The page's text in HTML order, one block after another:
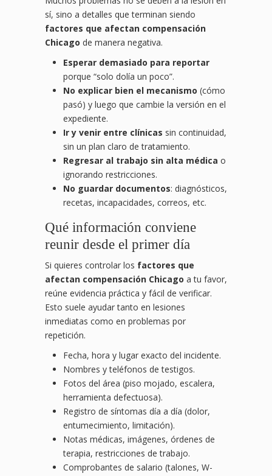
sí, sino a detalles que terminan siendo
factores que afectan compensación
Chicago de manera negativa.
Esperar demasiado para reportar
porque “solo dolía un poco”.
No explicar bien el mecanismo (cómo
pasó) y luego que cambie la versión en el
expediente.
Ir y venir entre clínicas sin continuidad,
sin un plan claro de tratamiento.
Regresar al trabajo sin alta médica o
ignorando restricciones.
No guardar documentos: diagnósticos,
recetas, incapacidades, correos, etc.
Qué información conviene
reunir desde el primer día
Si quieres controlar los factores que
afectan compensación Chicago a tu favor,
reúne evidencia práctica y fácil de verificar.
Esto suele ayudar tanto en lesiones
inmediatas como en problemas por
repetición.
Fecha, hora y lugar exacto del incidente.
Nombres y teléfonos de testigos.
Fotos del área (piso mojado, escalera,
herramienta defectuosa).
Registro de síntomas día a día (dolor,
entumecimiento, limitación).
Notas médicas, imágenes, órdenes de
terapia, restricciones de trabajo.
Comprobantes de salario (talones, W-